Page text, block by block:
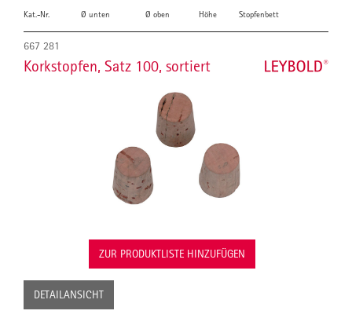
Kat.-Nr. Ø unten Ø oben Höhe Stopfenbett
667 281
Korkstopfen, Satz 100, sortiert
ZUR PRODUKTLISTE HINZUFÜGEN
DETAILANSICHT